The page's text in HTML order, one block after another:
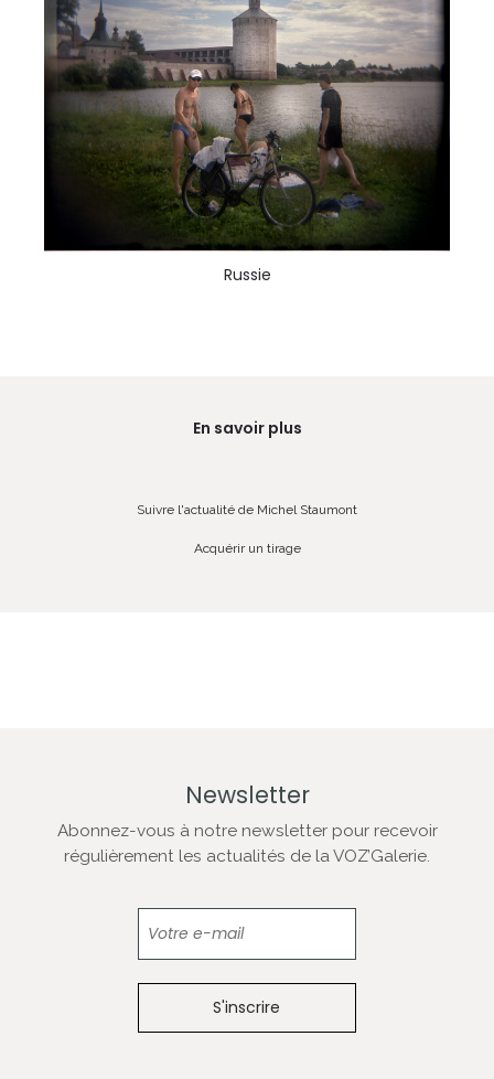
Russie
En savoir plus
Suivre l'actualité de Michel Staumont
Acquérir un tirage
Newsletter
Abonnez-vous à notre newsletter pour recevoir
régulièrement les actualités de la VOZ’Galerie.